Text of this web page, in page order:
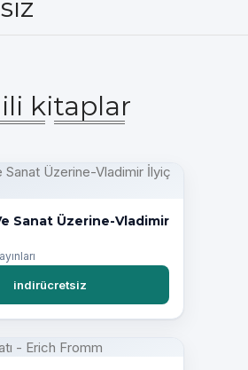
kitaplar
Sanat Üzerine-Vladimir
indirücretsiz